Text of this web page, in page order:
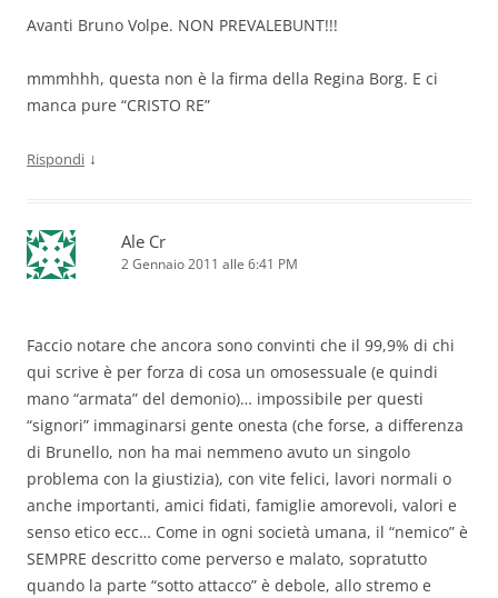
Avanti Bruno Volpe. NON PREVALEBUNT!!!
mmmhhh, questa non è la firma della Regina Borg. E ci
manca pure “CRISTO RE”
Rispondi ↓
Ale Cr
2 Gennaio 2011 alle 6:41 PM
Faccio notare che ancora sono convinti che il 99,9% di chi
qui scrive è per forza di cosa un omosessuale (e quindi
mano “armata” del demonio)… impossibile per questi
“signori” immaginarsi gente onesta (che forse, a differenza
di Brunello, non ha mai nemmeno avuto un singolo
problema con la giustizia), con vite felici, lavori normali o
anche importanti, amici fidati, famiglie amorevoli, valori e
senso etico ecc… Come in ogni società umana, il “nemico” è
SEMPRE descritto come perverso e malato, sopratutto
quando la parte “sotto attacco” è debole, allo stremo e